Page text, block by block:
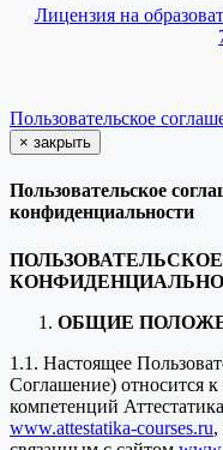
Лицензия на
Пользовательское
× закрыть
Пользовательское
конфиденциальности
ОБЩИЕ
1.1. Настоящее
Соглашение) относится
компетенций
www.attestatika-courses.ru,